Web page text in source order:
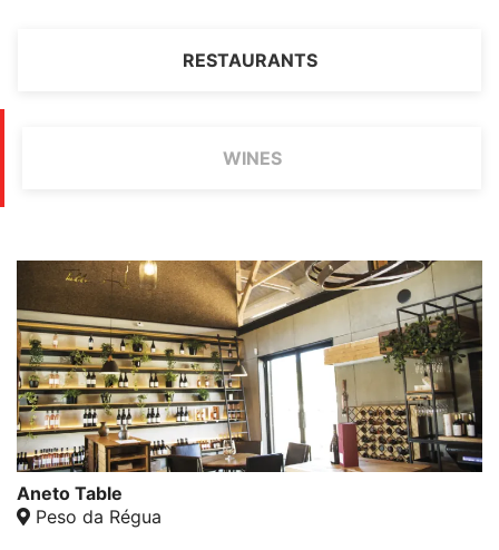
RESTAURANTS
WINES
Aneto Table
Peso da Régua